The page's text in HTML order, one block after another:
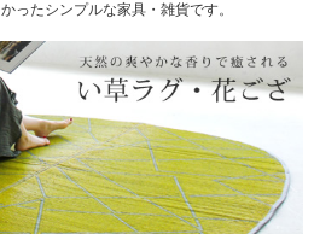
ったシンプルな家具・雑貨です。